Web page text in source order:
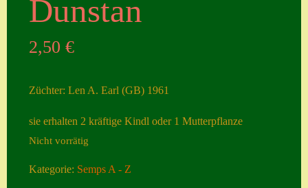
ngen
Dunstan
2,50€
Züchter: Len A. Earl (GB) 1961
sie erhalten 2 kräftige Kindl oder 1 Mutterpflanze
Nicht vorrätig
Kategorie: Semps A - Z